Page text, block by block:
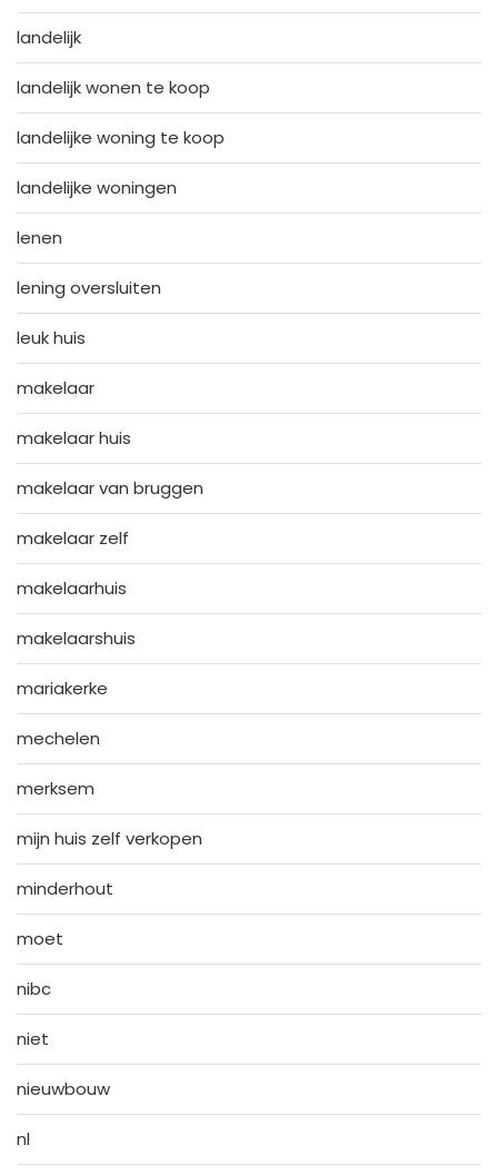
landelijk
landelijk wonen te koop
landelijke woning te koop
landelijke woningen
lenen
lening oversluiten
leuk huis
makelaar
makelaar huis
makelaar van bruggen
makelaar zelf
makelaarhuis
makelaarshuis
mariakerke
mechelen
merksem
mijn huis zelf verkopen
minderhout
moet
nibc
niet
nieuwbouw
nl